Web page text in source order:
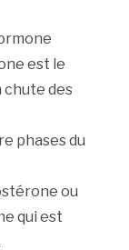
est le
chute des
phases du
ou
qui est